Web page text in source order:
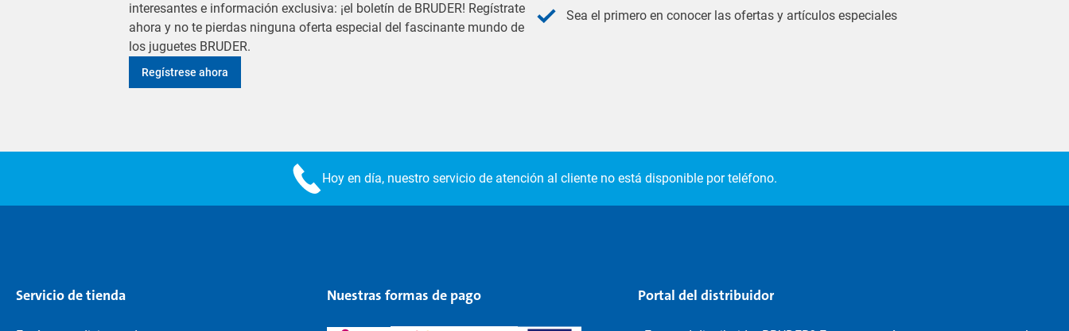
interesantes e información exclusiva: ¡el boletín de BRUDER! Regístrate
ahora y no te pierdas ninguna oferta especial del fascinante mundo de
los juguetes BRUDER.
Regístrese ahora
Sea el primero en conocer las ofertas y artículos especiales
Hoy en día, nuestro servicio de atención al cliente no está disponible por teléfono.
Servicio de tienda Nuestras formas de pago Portal del distribuidor